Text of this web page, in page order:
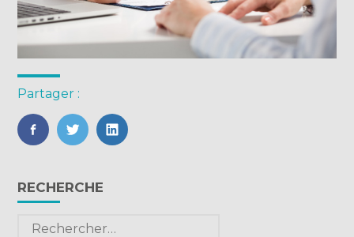
Partager :
FaceBook
TwitterLinkedIn
Blog
sidebar
RECHERCHE
Rechercher :